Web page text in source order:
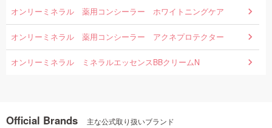
オンリーミネラル 薬用コンシーラー ホワイトニングケア
オンリーミネラル 薬用コンシーラー アクネプロテクター
オンリーミネラル ミネラルエッセンスBBクリームN
Official Brands 主な公式取り扱いブランド